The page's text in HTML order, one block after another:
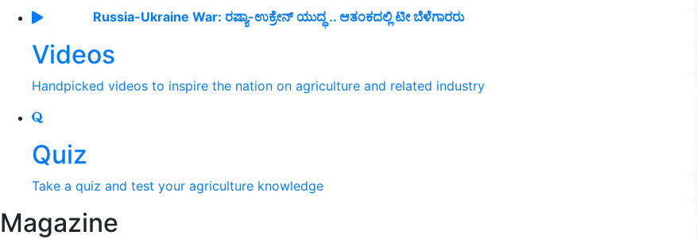
Videos
Handpicked videos to inspire the nation on agriculture and related industry
Quiz
Take a quiz and test your agriculture knowledge
Magazine
Russia-Ukraine War: ರಷ್ಯಾ-ಉಕ್ರೇನ್‌ ಯುದ್ಧ .. ಆತಂಕದಲ್ಲಿ ಟೀ ಬೆಳೆಗಾರರು